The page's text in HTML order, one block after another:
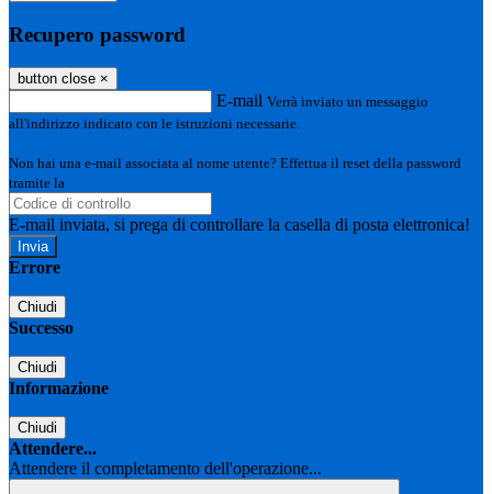
Recupero password
button close ×
E-mail Verrà inviato un messaggio
all'indirizzo indicato con le istruzioni necessarie.
Non hai una e-mail associata al nome utente? Effettua il reset della password
tramite la
E-mail inviata, si prega di controllare la casella di posta elettronica!
Errore
Chiudi
Successo
Chiudi
Informazione
Chiudi
Attendere...
Attendere il completamento dell'operazione...